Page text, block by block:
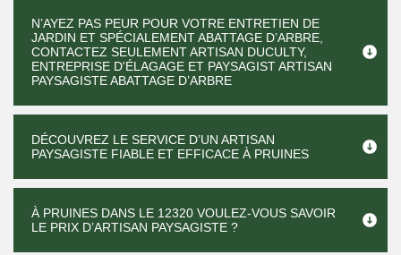
N’AYEZ PAS PEUR POUR VOTRE ENTRETIEN DE
JARDIN ET SPÉCIALEMENT ABATTAGE D’ARBRE,
CONTACTEZ SEULEMENT ARTISAN DUCULTY,
ENTREPRISE D'ÉLAGAGE ET PAYSAGIST ARTISAN
PAYSAGISTE ABATTAGE D’ARBRE
DÉCOUVREZ LE SERVICE D’UN ARTISAN
PAYSAGISTE FIABLE ET EFFICACE À PRUINES
À PRUINES DANS LE 12320 VOULEZ-VOUS SAVOIR
LE PRIX D’ARTISAN PAYSAGISTE ?